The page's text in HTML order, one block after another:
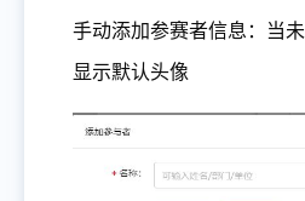
手动添加参赛者信息：当
显示默认头像